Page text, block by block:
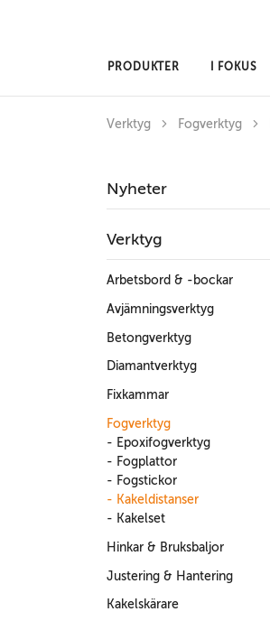
PRODUKTER I FOKUS
Verktyg Fogverktyg
Nyheter
Verktyg
Arbetsbord & -bockar
Avjämningsverktyg
Betongverktyg
Diamantverktyg
Fixkammar
Fogverktyg
- Epoxifogverktyg
- Fogplattor
- Fogstickor
- Kakeldistanser
- Kakelset
Hinkar & Bruksbaljor
Justering & Hantering
Kakelskärare